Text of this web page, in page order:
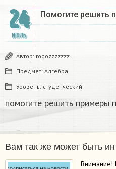
24
ИЮЛЬ
Помогите решить
Автор: rogozzzzzzz
Предмет: Алгебра
Уровень: студенческий
помогите решить примеры
Вам так же может быть
Внимание!